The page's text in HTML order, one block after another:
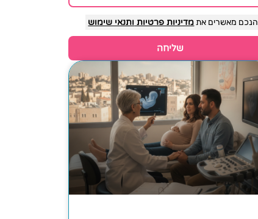
הנכם מאשרים אתמדיניות פרטיות ותנאי שימוש
שליחה